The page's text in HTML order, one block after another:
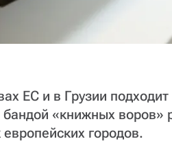
ЕС и в Грузии
«книжных воров»
городов.